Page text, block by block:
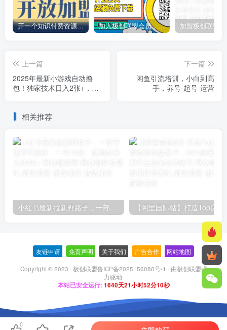
开一个知识付费资源网站，小白也能日入1000+ 加入极创联盟会员，全站资源免费学习。
上一篇
2025年最新小游戏自动撸
包！独家技术日入2张+，矩
下一篇
闲鱼引流培训，小白到高
手，养号-起号-运营
相关推荐
小红书最新拉新野路子，一部手机即可操作，一单15块，做得好日入2000+
友链申请 免责声明 关于我们 广告合作 网站地图
Copyright © 2023 · 极创联盟鲁ICP备2025156080号-1 · 由极创联盟强
力驱动.
本站已安全运行: 1640天21小时52分10秒
0